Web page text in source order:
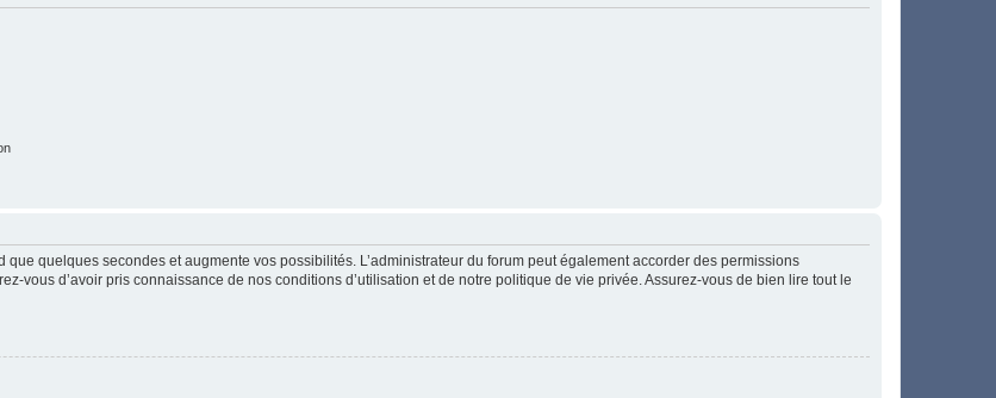
quelques secondes et augmente vos possibilités. L’administrateur du forum peut également accorder des permissions
vous d’avoir pris connaissance de nos conditions d’utilisation et de notre politique de vie privée. Assurez-vous de bien lire tout le